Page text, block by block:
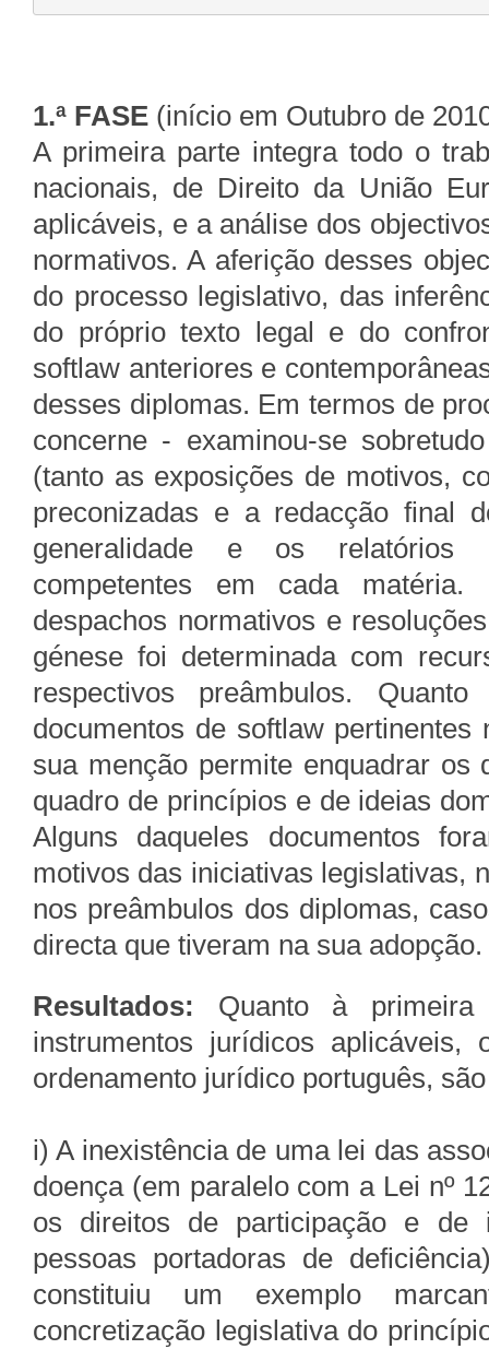
1.ª FASE (início em Outubro de
A primeira parte integra todo o
nacionais, de Direito da União
aplicáveis, e a análise dos
normativos. A aferição desses
do processo legislativo, das
do próprio texto legal e do
softlaw anteriores e
desses diplomas. Em termos de
concerne - examinou-se
(tanto as exposições de motivos,
preconizadas e a redacção final
generalidade e os relatórios
competentes em cada matéria.
despachos normativos e
génese foi determinada com
respectivos preâmbulos.
documentos de softlaw
sua menção permite enquadrar os
quadro de princípios e de ideias
Alguns daqueles documentos
motivos das iniciativas legislativas,
nos preâmbulos dos diplomas,
directa que tiveram na sua adopção.
Resultados: Quanto à
instrumentos jurídicos
ordenamento jurídico português,
i) A inexistência de uma lei das
doença (em paralelo com a Lei nº
os direitos de participação e de
pessoas portadoras de
constituiu um exemplo
concretização legislativa do